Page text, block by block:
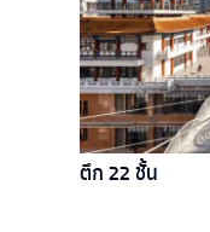
ตึก 22 ชั้น